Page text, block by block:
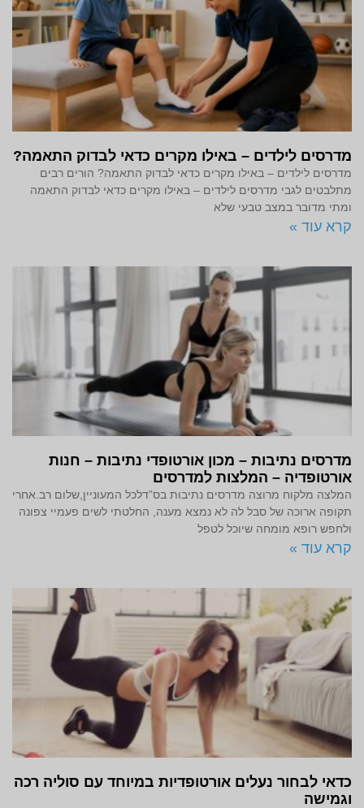
מדרסים לילדים – באילו מקרים כדאי לבדוק התאמה?
מדרסים לילדים – באילו מקרים כדאי לבדוק התאמה? הורים רבים
מתלבטים לגבי מדרסים לילדים – באילו מקרים כדאי לבדוק התאמה
ומתי מדובר במצב טבעי שלא
קרא עוד »
מדרסים נתיבות – מכון אורטופדי נתיבות – חנות
אורטופדיה – המלצות למדרסים
המלצה מלקוח מרוצה מדרסים נתיבות בס”דלכל המעוניין,שלום רב.אחרי
תקופה ארוכה של סבל לה לא נמצא מענה, החלטתי לשים פעמיי צפונה
ולחפש רופא מומחה שיוכל לטפל
קרא עוד »
כדאי לבחור נעלים אורטופדיות במיוחד עם סוליה רכה
וגמישה